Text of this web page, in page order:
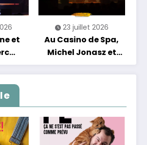
et
au
23 juillet 2026
Au Casino de Spa,
Michel Jonasz et
Alain Chamfort
célèbrent le temps
nostalgie